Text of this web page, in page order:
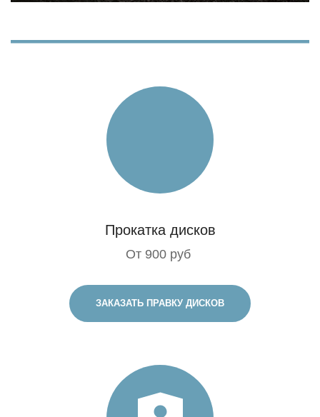
Прокатка дисков
От 900 руб
ЗАКАЗАТЬ ПРАВКУ ДИСКОВ